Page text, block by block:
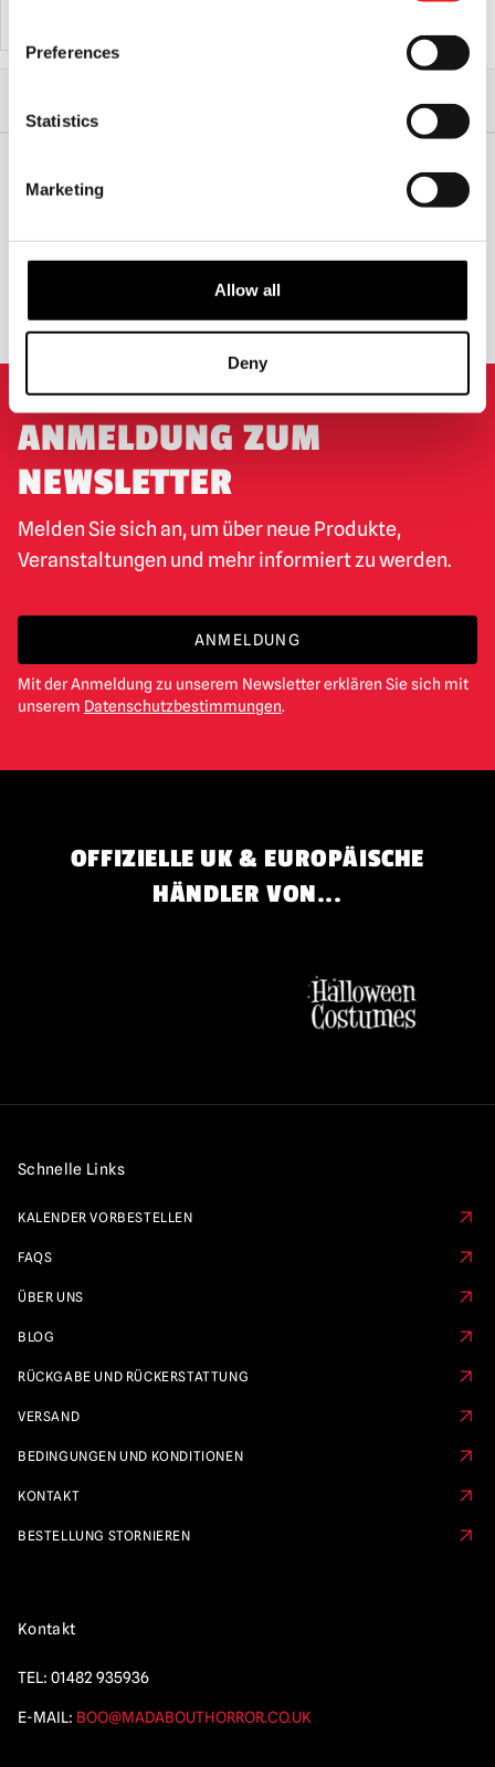
Preferences
Statistics
Marketing
Allow all
Deny
Texas Chainsaw Massacre 3 - Leatherface Zähne
GRÖSSTE AUSWAHL IN G
UMTAUSCH ODER RÜCKGABE MASSGESCHNEIDERTE ANFRAGEN
ANMELDUNG ZUM
NEWSLETTER
Melden Sie sich an, um über neue Produkte,
Veranstaltungen und mehr informiert zu werden.
ANMELDUNG
Mit der Anmeldung zu unserem Newsletter erklären Sie sich mit
unserem Datenschutzbestimmungen.
OFFIZIELLE UK & EUROPÄISCHE
HÄNDLER VON...
Schnelle Links
KALENDER VORBESTELLEN
FAQS
ÜBER UNS
BLOG
RÜCKGABE UND RÜCKERSTATTUNG
VERSAND
BEDINGUNGEN UND KONDITIONEN
KONTAKT
BESTELLUNG STORNIEREN
Kontakt
TEL: 01482 935936
E-MAIL: BOO@MADABOUTHORROR.CO.UK